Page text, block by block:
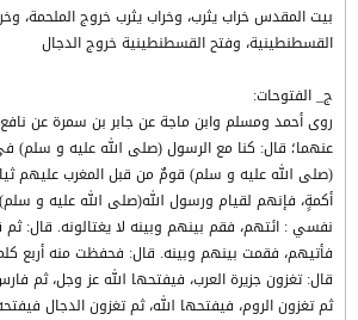
بيت المقدس خراب يثرب، وخراب يثرب خروج الملحمة،
القسطنطينية، وفتح القسطنطينية خروج الدجال
ج_ الفتوحات:
روى أحمد ومسلم وابن ماجة عن جابر بن سمرة عن
عنهما؛ قال: كنا مع الرسول (صلى الله عليه و سلم)
(صلى الله عليه و سلم) قومٌ من قبل المغرب عليهم
أكمةٍ، فإنهم لقيام ورسول الله(صلى الله عليه و
نفسي : ائتهم، فقم بينهم وبينه لا يغتالونه. قال:
فأتيهم، فقمت بينهم وبينه. قال: فحفظت منه أربع
قال: تغزون جزيرة العرب، فيفتحها الله عز وجل، ثم
ثم تغزون الروم، فيفتحها الله، ثم تغزون الدجال